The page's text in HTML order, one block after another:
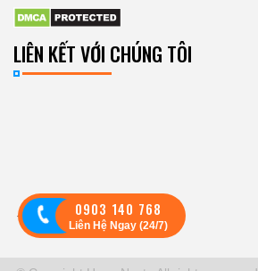
TIN
blank.
LIÊN KẾT VỚI CHÚNG TÔI
Theo dõi:
0903 140 768
Liên Hệ Ngay (24/7)